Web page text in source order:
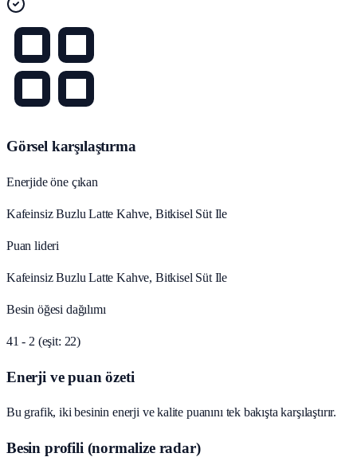
Görsel karşılaştırma
Enerjide öne çıkan
Kafeinsiz Buzlu Latte Kahve, Bitkisel Süt Ile
Puan lideri
Kafeinsiz Buzlu Latte Kahve, Bitkisel Süt Ile
Besin öğesi dağılımı
41 - 2 (eşit: 22)
Enerji ve puan özeti
Bu grafik, iki besinin enerji ve kalite puanını tek bakışta karşılaştırır.
Besin profili (normalize radar)